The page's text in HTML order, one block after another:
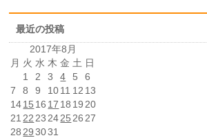
最近の投稿
2017年8月
月 火 水 木 金 土 日
1
2 3 4 5
6
7
8 9 1011 12 13
1415 16 17 18 19 20
21 22 23 2425 26 27
28 29 3031